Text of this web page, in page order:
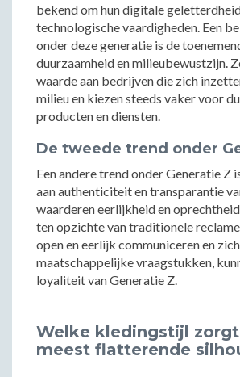
bekend om hun digitale
technologische vaardigheden. Een
onder deze generatie is de
duurzaamheid en milieubewustzijn.
waarde aan bedrijven die zich
milieu en kiezen steeds vaker voor
producten en diensten.
De tweede trend onder
Een andere trend onder Generatie Z
aan authenticiteit en transparantie
waarderen eerlijkheid en
ten opzichte van traditionele
open en eerlijk communiceren en
maatschappelijke vraagstukken,
loyaliteit van Generatie Z.
Welke kledingstijl
meest flatterende